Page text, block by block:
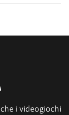
i videogiochi